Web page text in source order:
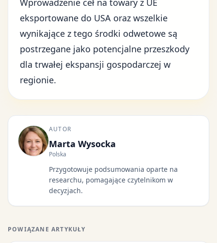
Wprowadzenie ceł na towary z UE
eksportowane do USA oraz wszelkie
wynikające z tego środki odwetowe są
postrzegane jako potencjalne przeszkody
dla trwałej ekspansji gospodarczej w
regionie.
AUTOR
Marta Wysocka
Polska
Przygotowuje podsumowania oparte na
researchu, pomagające czytelnikom w
decyzjach.
POWIĄZANE ARTYKUŁY